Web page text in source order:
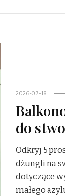
2026-07-18
do
Odkryj 5
dżungli na
dotyczące
małego